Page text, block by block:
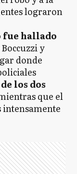
lograron
hallado
y
donde
los dos
que el